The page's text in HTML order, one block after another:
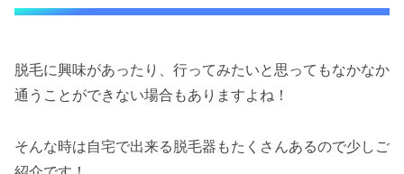
脱毛に興味があったり、行ってみたいと思ってもなかなか
通うことができない場合もありますよね！
そんな時は自宅で出来る脱毛器もたくさんあるので少しご